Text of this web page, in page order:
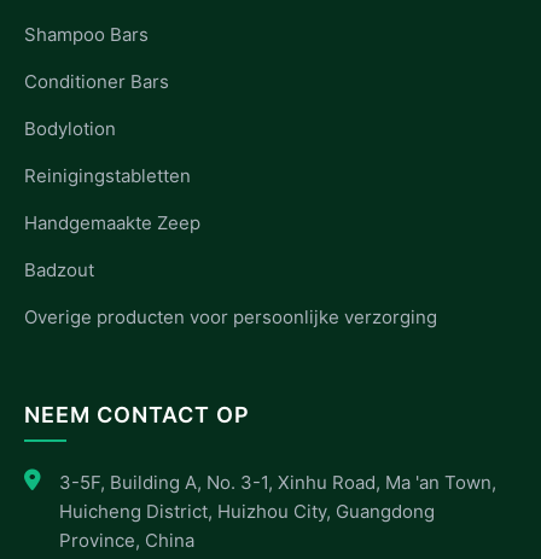
Shampoo Bars
Conditioner Bars
Bodylotion
Reinigingstabletten
Handgemaakte Zeep
Badzout
Overige producten voor persoonlijke verzorging
NEEM CONTACT OP
3-5F, Building A, No. 3-1, Xinhu Road, Ma 'an Town,
Huicheng District, Huizhou City, Guangdong
Province, China